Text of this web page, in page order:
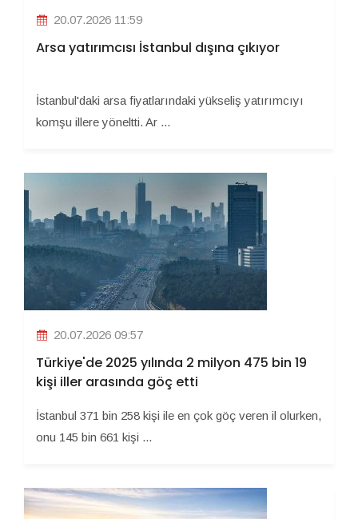
20.07.2026 11:59
Arsa yatırımcısı İstanbul dışına çıkıyor
İstanbul'daki arsa fiyatlarındaki yükseliş yatırımcıyı
komşu illere yöneltti. Ar ...
20.07.2026 09:57
Türkiye'de 2025 yılında 2 milyon 475 bin 19
kişi iller arasında göç etti
İstanbul 371 bin 258 kişi ile en çok göç veren il olurken,
onu 145 bin 661 kişi ...